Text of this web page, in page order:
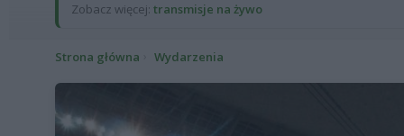
Zobacz więcej: transmisje na żywo
Strona główna Wydarzenia